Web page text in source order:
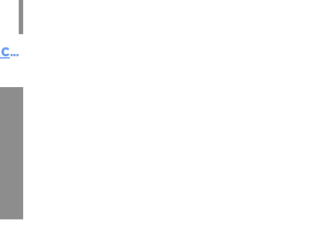
Kattenspeelgoed Pluche Haan met Catnip